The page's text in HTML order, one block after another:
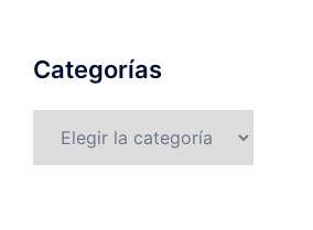
Categorías